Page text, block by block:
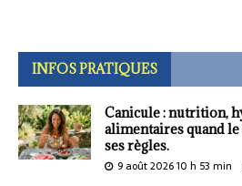
INFOS PRATIQUES
Canicule : nutrition,
alimentaires quand
ses règles.
9 août 2026 10 h 53 min